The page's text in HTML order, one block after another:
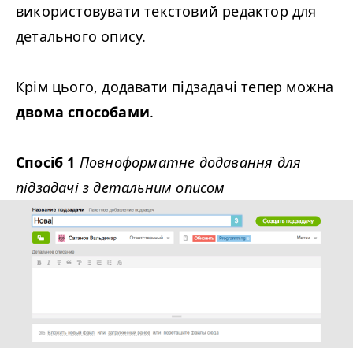
використовувати текстовий редактор для
детального опису.
Крім цього, додавати підзадачі тепер можна
двома способами.
Спосіб 1 Повноформатне додавання для
підзадачі з детальним описом